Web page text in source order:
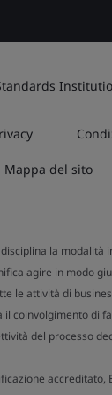
Mappa del sito
la modalità
agire in modo
le attività di
il coinvolgimento di
del processo
accreditato,